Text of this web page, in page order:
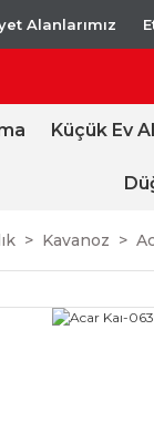
Alanlarımız
Küçük Ev
Kavanoz